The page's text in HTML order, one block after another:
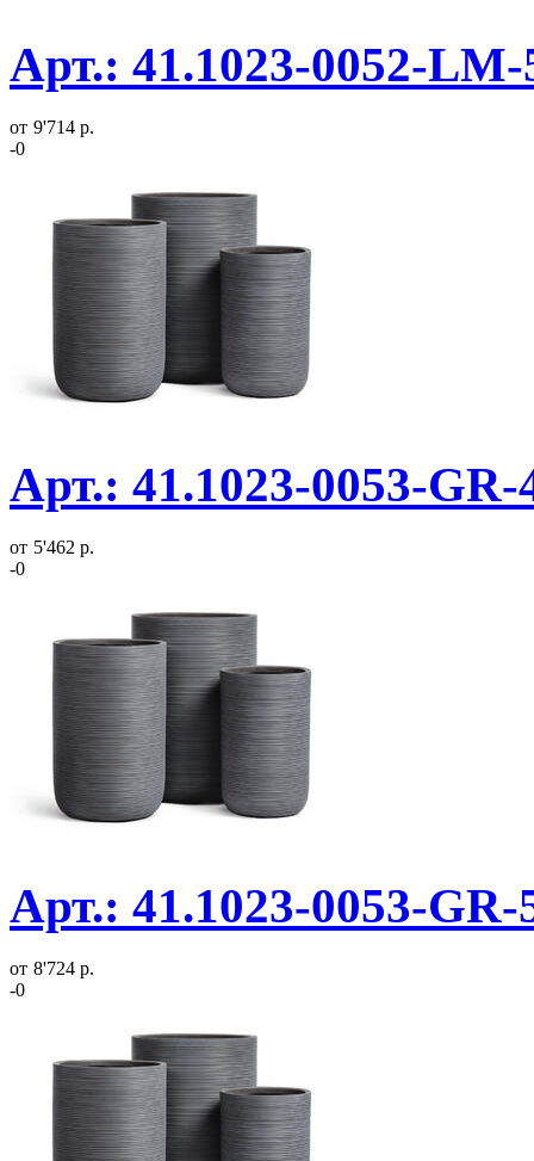
Арт.: 41.1023-0052-
от 9'714 р.
-0
Арт.: 41.1023-0053-
от 5'462 р.
-0
Арт.: 41.1023-0053-
от 8'724 р.
-0